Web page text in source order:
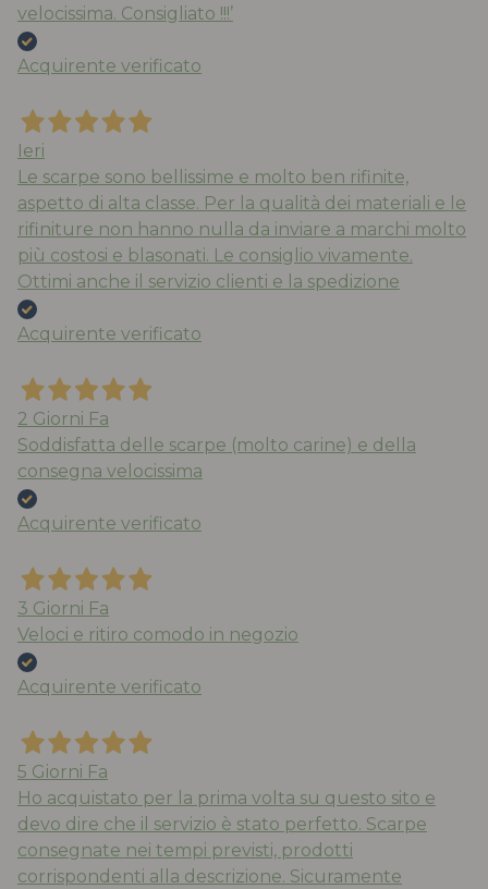
velocissima. Consigliato !!!’
Acquirente verificato
Ieri
Le scarpe sono bellissime e molto ben rifinite,
aspetto di alta classe. Per la qualità dei materiali e le
rifiniture non hanno nulla da inviare a marchi molto
più costosi e blasonati. Le consiglio vivamente.
Ottimi anche il servizio clienti e la spedizione
Acquirente verificato
2 Giorni Fa
Soddisfatta delle scarpe (molto carine) e della
consegna velocissima
Acquirente verificato
3 Giorni Fa
Veloci e ritiro comodo in negozio
Acquirente verificato
5 Giorni Fa
Ho acquistato per la prima volta su questo sito e
devo dire che il servizio è stato perfetto. Scarpe
consegnate nei tempi previsti, prodotti
corrispondenti alla descrizione. Sicuramente